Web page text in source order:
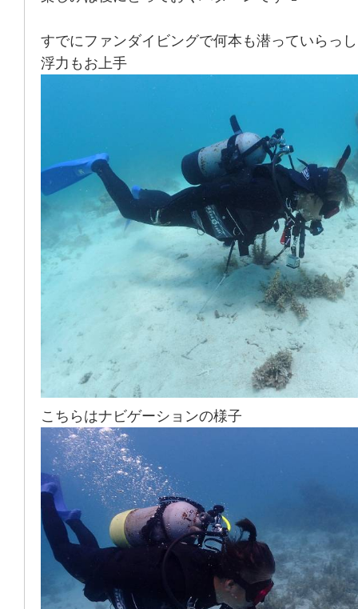
すでにファンダイビングで何本も潜っていらっ
浮力もお上手
こちらはナビゲーションの様子